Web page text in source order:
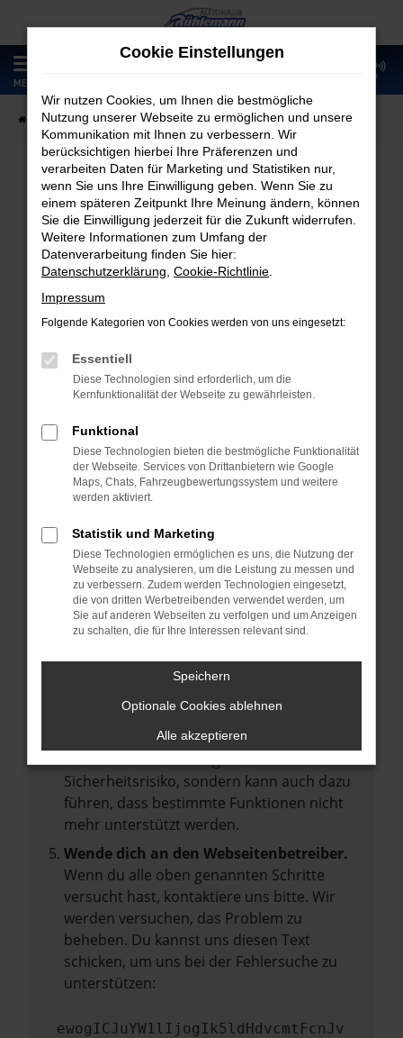
Zum
Hauptinhalt
springen
MENÜ
Startseite Fahrzeugangebote Fahrzeugmarkt
Fahrzeugmarkt
Fehler: Network Error
Beim Laden ist ein Fehler aufgetreten.
Hier sind ein paar Tipps, die dir helfen können:
Überprüfe deine Firewall und deine
Laden andere Webseiten, zum Beispiel
deine Suchmaschine?
Prüfe deine Browsererweiterungen.
Manche Erweiterungen, wie Werbeblocker,
können das Laden bestimmter Seiten
verhindern. Funktioniert die Seite in einem
anderen Browser oder in einem privaten
Fenster?
Starte dein Gerät neu.
vorübergehende Probleme zu beheben.
Betriebssystem auf dem neuesten Stand
Veraltete Software birgt nicht nur ein
Sicherheitsrisiko, sondern kann auch dazu
führen, dass bestimmte Funktionen nicht
mehr unterstützt werden.
Wende dich an den Webseitenbetreiber.
Wenn du alle oben genannten Schritte
versucht hast, kontaktiere uns bitte. Wir
werden versuchen, das Problem zu
beheben. Du kannst uns diesen Text
schicken, um uns bei der Fehlersuche zu
unterstützen:
ewogICJuYW1lIjogIk5ldHdvcmtFcnJv
Cookie Einstellungen
Wir nutzen Cookies, um Ihnen die bestmögliche
Nutzung unserer Webseite zu ermöglichen und unsere
Kommunikation mit Ihnen zu verbessern. Wir
berücksichtigen hierbei Ihre Präferenzen und
verarbeiten Daten für Marketing und Statistiken nur,
wenn Sie uns Ihre Einwilligung geben. Wenn Sie zu
einem späteren Zeitpunkt Ihre Meinung ändern, können
Sie die Einwilligung jederzeit für die Zukunft widerrufen.
Weitere Informationen zum Umfang der
Datenverarbeitung finden Sie hier:
Datenschutzerklärung Cookie-Richtlinie
Impressum
Folgende Kategorien von Cookies werden von uns eingesetzt:
Essentiell
Diese Technologien sind erforderlich, um die
Kernfunktionalität der Webseite zu gewährleisten.
Funktional
Diese Technologien bieten die bestmögliche Funktionalität
der Webseite. Services von Drittanbietern wie Google
Maps, Chats, Fahrzeugbewertungssystem und weitere
werden aktiviert.
Statistik und Marketing
Diese Technologien ermöglichen es uns, die Nutzung der
Webseite zu analysieren, um die Leistung zu messen und
zu verbessern. Zudem werden Technologien eingesetzt,
die von dritten Werbetreibenden verwendet werden, um
Sie auf anderen Webseiten zu verfolgen und um Anzeigen
zu schalten, die für Ihre Interessen relevant sind.
Speichern
Optionale Cookies ablehnen
Alle akzeptieren